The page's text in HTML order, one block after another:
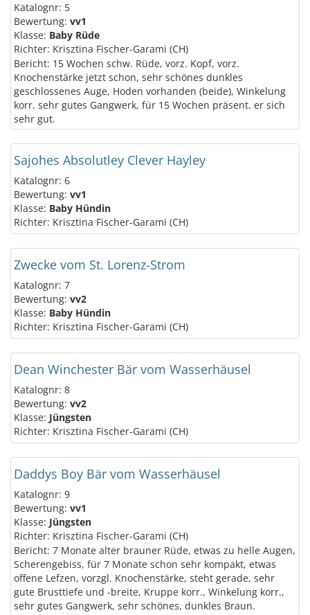
Katalognr: 5
Bewertung: vv1
Klasse: Baby Rüde
Richter: Krisztina Fischer-Garami (CH)
Bericht: 15 Wochen schw. Rüde, vorz. Kopf, vorz.
Knochenstärke jetzt schon, sehr schönes dunkles
geschlossenes Auge, Hoden vorhanden (beide), Winkelung
korr. sehr gutes Gangwerk, für 15 Wochen präsent. er sich
sehr gut.
Sajohes Absolutley Clever Hayley
Katalognr: 6
Bewertung: vv1
Klasse: Baby Hündin
Richter: Krisztina Fischer-Garami (CH)
Zwecke vom St. Lorenz-Strom
Katalognr: 7
Bewertung: vv2
Klasse: Baby Hündin
Richter: Krisztina Fischer-Garami (CH)
Dean Winchester Bär vom Wasserhäusel
Katalognr: 8
Bewertung: vv2
Klasse: Jüngsten
Richter: Krisztina Fischer-Garami (CH)
Daddys Boy Bär vom Wasserhäusel
Katalognr: 9
Bewertung: vv1
Klasse: Jüngsten
Richter: Krisztina Fischer-Garami (CH)
Bericht: 7 Monate alter brauner Rüde, etwas zu helle Augen,
Scherengebiss, für 7 Monate schon sehr kompakt, etwas
offene Lefzen, vorzgl. Knochenstärke, steht gerade, sehr
gute Brusttiefe und -breite, Kruppe korr., Winkelung korr.,
sehr gutes Gangwerk, sehr schönes, dunkles Braun.